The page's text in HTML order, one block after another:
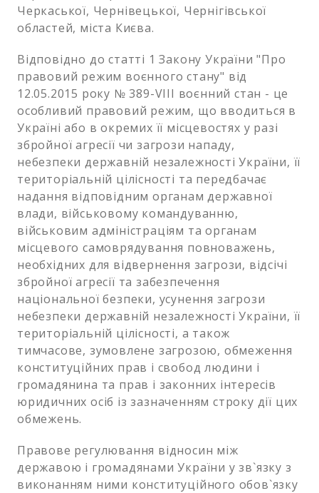
Черкаської, Чернівецької, Чернігівської
областей, міста Києва.
Відповідно до статті 1 Закону України "Про
правовий режим воєнного стану" від
12.05.2015 року № 389-VIII воєнний стан - це
особливий правовий режим, що вводиться в
Україні або в окремих її місцевостях у разі
збройної агресії чи загрози нападу,
небезпеки державній незалежності України, її
територіальній цілісності та передбачає
надання відповідним органам державної
влади, військовому командуванню,
військовим адміністраціям та органам
місцевого самоврядування повноважень,
необхідних для відвернення загрози, відсічі
збройної агресії та забезпечення
національної безпеки, усунення загрози
небезпеки державній незалежності України, її
територіальній цілісності, а також
тимчасове, зумовлене загрозою, обмеження
конституційних прав і свобод людини і
громадянина та прав і законних інтересів
юридичних осіб із зазначенням строку дії цих
обмежень.
Правове регулювання відносин між
державою і громадянами України у зв`язку з
виконанням ними конституційного обов`язку